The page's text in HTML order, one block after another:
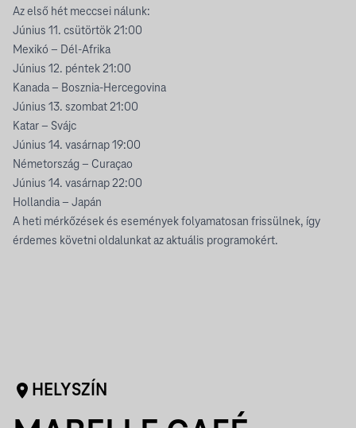
Az első hét meccsei nálunk:
Június 11. csütörtök 21:00
Mexikó – Dél-Afrika
Június 12. péntek 21:00
Kanada – Bosznia-Hercegovina
Június 13. szombat 21:00
Katar – Svájc
Június 14. vasárnap 19:00
Németország – Curaçao
Június 14. vasárnap 22:00
Hollandia – Japán
A heti mérkőzések és események folyamatosan frissülnek, így
érdemes követni oldalunkat az aktuális programokért.
HELYSZÍN